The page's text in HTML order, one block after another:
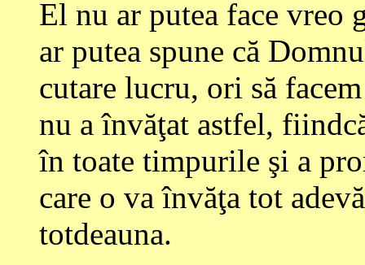
El nu ar putea face vreo
ar putea spune că
cutare lucru, ori să
nu a învăţat astfel,
în toate timpurile şi a
care o va învăţa tot
totdeauna.